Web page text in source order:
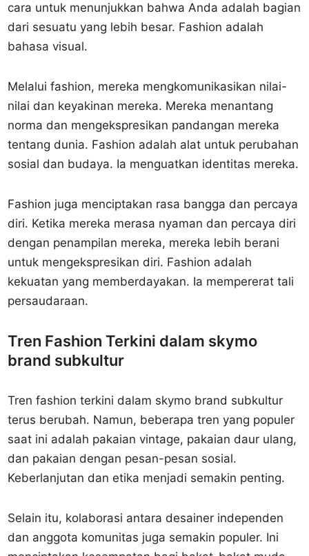
cara untuk menunjukkan bahwa Anda adalah bagian
dari sesuatu yang lebih besar. Fashion adalah
bahasa visual.
Melalui fashion, mereka mengkomunikasikan nilai-
nilai dan keyakinan mereka. Mereka menantang
norma dan mengekspresikan pandangan mereka
tentang dunia. Fashion adalah alat untuk perubahan
sosial dan budaya. Ia menguatkan identitas mereka.
Fashion juga menciptakan rasa bangga dan percaya
diri. Ketika mereka merasa nyaman dan percaya diri
dengan penampilan mereka, mereka lebih berani
untuk mengekspresikan diri. Fashion adalah
kekuatan yang memberdayakan. Ia mempererat tali
persaudaraan.
Tren Fashion Terkini dalam skymo
brand subkultur
Tren fashion terkini dalam skymo brand subkultur
terus berubah. Namun, beberapa tren yang populer
saat ini adalah pakaian vintage, pakaian daur ulang,
dan pakaian dengan pesan-pesan sosial.
Keberlanjutan dan etika menjadi semakin penting.
Selain itu, kolaborasi antara desainer independen
dan anggota komunitas juga semakin populer. Ini